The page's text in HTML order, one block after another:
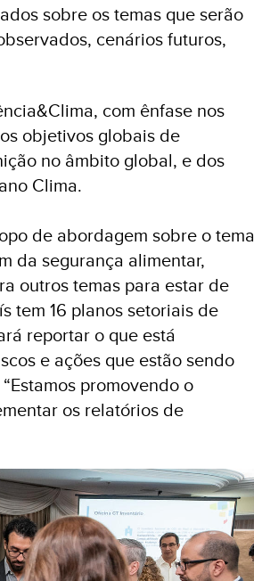
sobre os temas que serão
cenários futuros,
com ênfase nos
objetivos globais de
no âmbito global, e dos
Clima.
de abordagem sobre o tema
da segurança alimentar,
outros temas para estar de
tem 16 planos setoriais de
reportar o que está
e ações que estão sendo
promovendo o
os relatórios de